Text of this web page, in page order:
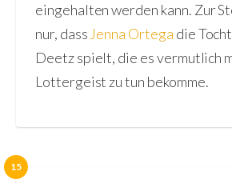
eingehalten werden kann. Zur
nur, dass Jenna Ortega die
Deetz spielt, die es vermutlich
Lottergeist zu tun bekomme.
15